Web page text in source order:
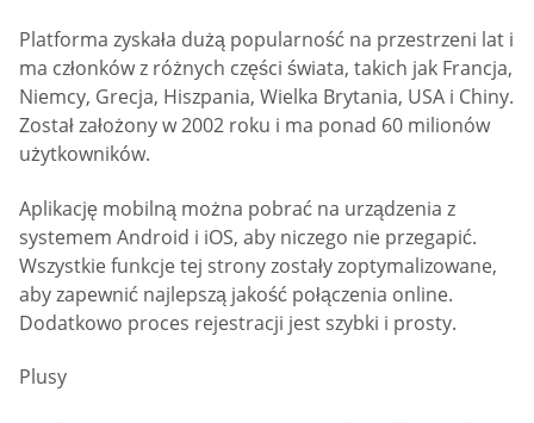
Platforma zyskała dużą popularność na przestrzeni lat i
ma członków z różnych części świata, takich jak Francja,
Niemcy, Grecja, Hiszpania, Wielka Brytania, USA i Chiny.
Został założony w 2002 roku i ma ponad 60 milionów
użytkowników.
Aplikację mobilną można pobrać na urządzenia z
systemem Android i iOS, aby niczego nie przegapić.
Wszystkie funkcje tej strony zostały zoptymalizowane,
aby zapewnić najlepszą jakość połączenia online.
Dodatkowo proces rejestracji jest szybki i prosty.
Plusy